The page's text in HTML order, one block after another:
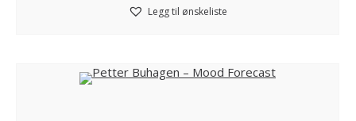
Legg til ønskeliste